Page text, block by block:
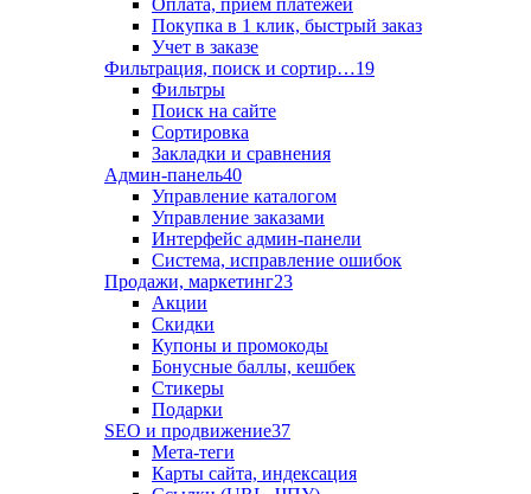
Оплата, приём платежей
Покупка в 1 клик, быстрый заказ
Учет в заказе
Фильтрация, поиск и сортир…19
Фильтры
Поиск на сайте
Сортировка
Закладки и сравнения
Админ-панель40
Управление каталогом
Управление заказами
Интерфейс админ-панели
Система, исправление ошибок
Продажи, маркетинг23
Акции
Скидки
Купоны и промокоды
Бонусные баллы, кешбек
Стикеры
Подарки
SEO и продвижение37
Мета-теги
Карты сайта, индексация